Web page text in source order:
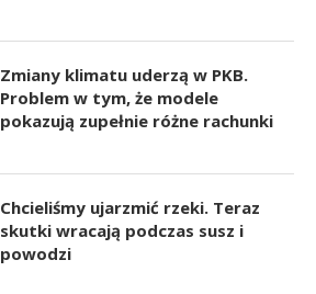
Zmiany klimatu uderzą w PKB.
Problem w tym, że modele
pokazują zupełnie różne rachunki
Chcieliśmy ujarzmić rzeki. Teraz
skutki wracają podczas susz i
powodzi